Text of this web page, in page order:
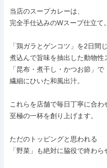
当店のスープカレーは、
完全手仕込みのWスープ仕立て。
「鶏ガラとゲンコツ」を2日間
煮込んで旨味を抽出した動物性
「昆布・煮干し・かつお節」で
繊細にひいた和風出汁。
これらを店舗で毎日丁寧に合わ
至極の一杯を創り上げます。
ただのトッピングと思われる
「野菜」も絶対に脇役で終わら